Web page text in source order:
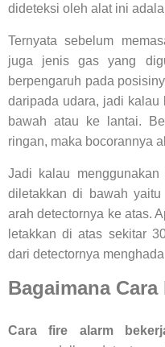
dideteksi oleh alat ini
Ternyata sebelum
juga jenis gas yang
berpengaruh pada
daripada udara, jadi kalau
bawah atau ke lantai.
ringan, maka bocorannya
Jadi kalau
diletakkan di bawah
arah detectornya ke atas.
letakkan di atas sekitar
dari detectornya
Bagaimana
Cara fire alarm